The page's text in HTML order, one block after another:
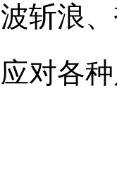
斩浪
对各